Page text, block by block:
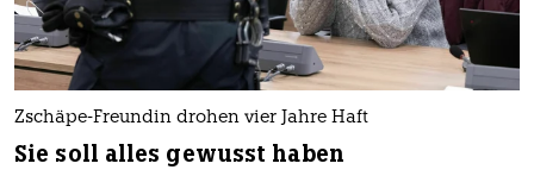
Zschäpe-Freundin drohen vier Jahre Haft
Sie soll alles gewusst haben